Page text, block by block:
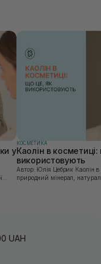
у
КОСМЕТИКА
Каолін в
використовують
Автор: Юлія Цебрик Каолін в косметології – це
природний мінерал,
UAH